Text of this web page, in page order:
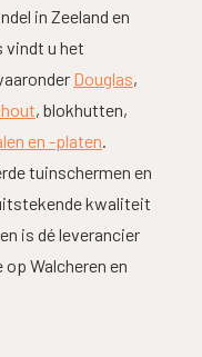
in Zeeland en
vindt u het
Douglas,
, blokhutten,
en -platen
tuinschermen en
kwaliteit
is dé leverancier
Walcheren en